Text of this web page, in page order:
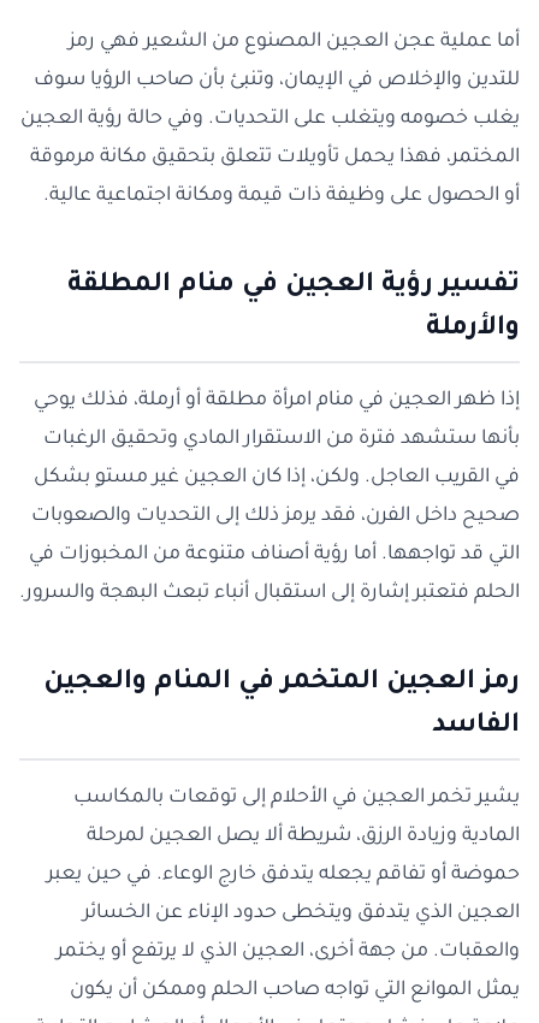
أما عملية عجن العجين المصنوع من الشعير فهي رمز
للتدين والإخلاص في الإيمان، وتنبئ بأن صاحب الرؤيا سوف
يغلب خصومه ويتغلب على التحديات. وفي حالة رؤية العجين
المختمر، فهذا يحمل تأويلات تتعلق بتحقيق مكانة مرموقة
أو الحصول على وظيفة ذات قيمة ومكانة اجتماعية عالية.
تفسير رؤية العجين في منام المطلقة
والأرملة
إذا ظهر العجين في منام امرأة مطلقة أو أرملة، فذلك يوحي
بأنها ستشهد فترة من الاستقرار المادي وتحقيق الرغبات
في القريب العاجل. ولكن، إذا كان العجين غير مستوٍ بشكل
صحيح داخل الفرن، فقد يرمز ذلك إلى التحديات والصعوبات
التي قد تواجهها. أما رؤية أصناف متنوعة من المخبوزات في
الحلم فتعتبر إشارة إلى استقبال أنباء تبعث البهجة والسرور.
رمز العجين المتخمر في المنام والعجين
الفاسد
يشير تخمر العجين في الأحلام إلى توقعات بالمكاسب
المادية وزيادة الرزق، شريطة ألا يصل العجين لمرحلة
حموضة أو تفاقم يجعله يتدفق خارج الوعاء. في حين يعبر
العجين الذي يتدفق ويتخطى حدود الإناء عن الخسائر
والعقبات. من جهة أخرى، العجين الذي لا يرتفع أو يختمر
يمثل الموانع التي تواجه صاحب الحلم وممكن أن يكون